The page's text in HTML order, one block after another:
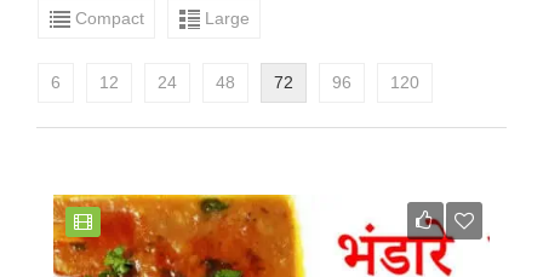
Compact Large
6 12 24 48 72 96 120